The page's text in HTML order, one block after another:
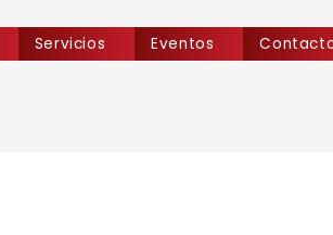
Servicios Eventos